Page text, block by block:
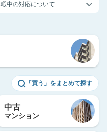
中の対応について
「買う」をまとめて探す
中古
マンション